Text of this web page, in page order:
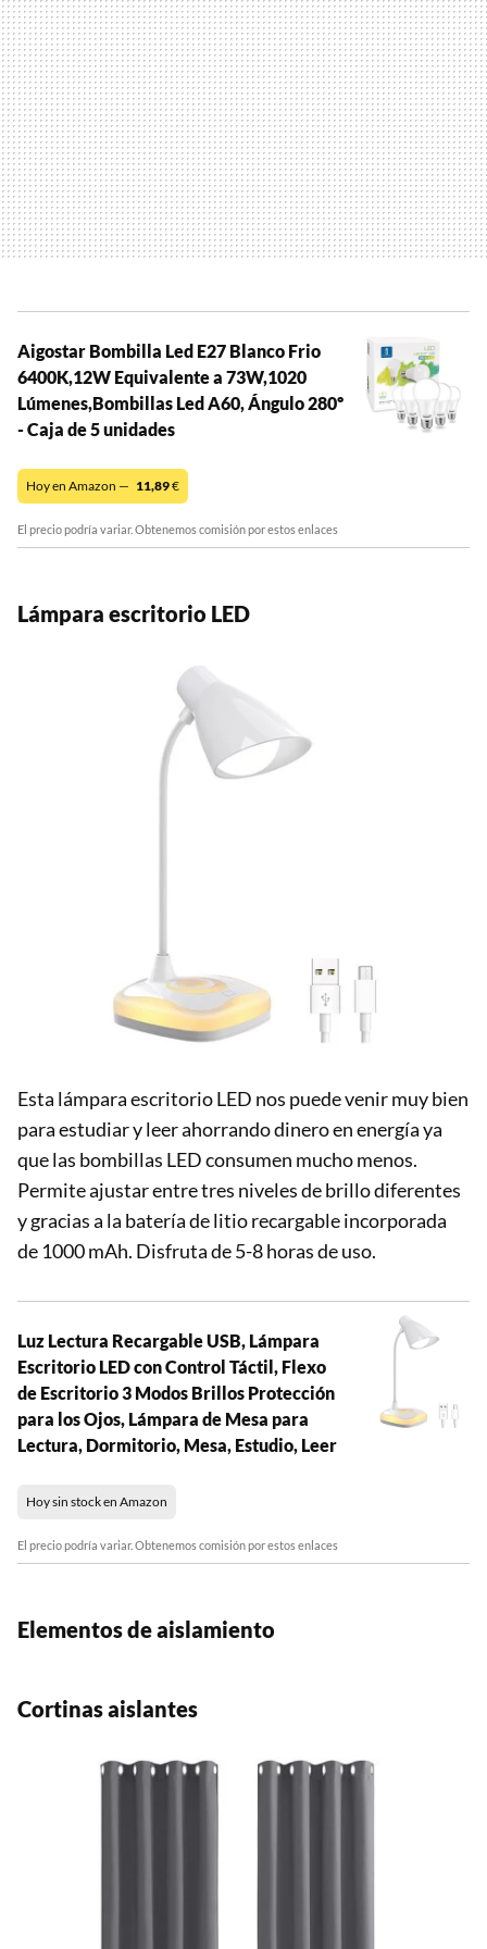
Aigostar Bombilla Led E27 Blanco Frio
6400K,12W Equivalente a 73W,1020
Lúmenes,Bombillas Led A60, Ángulo 280º
- Caja de 5 unidades
Hoy en Amazon — 11,89€
El precio podría variar. Obtenemos comisión por estos enlaces
Lámpara escritorio LED
Esta lámpara escritorio LED nos puede venir muy bien
para estudiar y leer ahorrando dinero en energía ya
que las bombillas LED consumen mucho menos.
Permite ajustar entre tres niveles de brillo diferentes
y gracias a la batería de litio recargable incorporada
de 1000 mAh. Disfruta de 5-8 horas de uso.
Luz Lectura Recargable USB, Lámpara
Escritorio LED con Control Táctil, Flexo
de Escritorio 3 Modos Brillos Protección
para los Ojos, Lámpara de Mesa para
Lectura, Dormitorio, Mesa, Estudio, Leer
Hoy sin stock en Amazon
El precio podría variar. Obtenemos comisión por estos enlaces
Elementos de aislamiento
Cortinas aislantes